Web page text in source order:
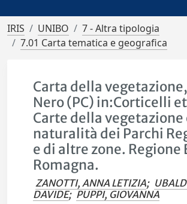
IRIS UNIBO
7 - Altra tipologia
7.01 Carta tematica e geografica
Carta della
Nero (PC) in:Corticelli
Carte della vegetazione
naturalità dei Parchi
e di altre zone.
Romagna.
ZANOTTI, ANNA LETIZIA;
DAVIDE; PUPPI, GIOVANNA